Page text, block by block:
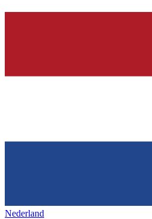
Nederland